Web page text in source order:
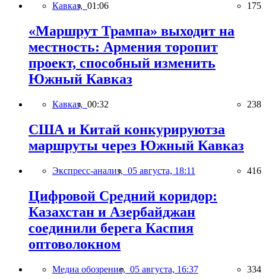
Кавказ, 01:06 175
«Маршрут Трампа» выходит на
местность: Армения торопит
проект, способный изменить
Южный Кавказ
Кавказ, 00:32 238
США и Китай конкурируютза
маршруты через Южный Кавказ
Экспресс-анализ, 05 августа, 18:11 416
Цифровой Средний коридор:
Казахстан и Азербайджан
соединили берега Каспия
оптоволокном
Медиа обозрение, 05 августа, 16:37 334